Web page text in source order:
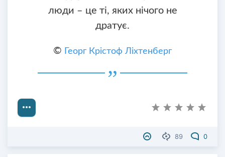
люди – це ті, яких нічого не
дратує.
© Георг Крістоф Ліхтенберг
89 0